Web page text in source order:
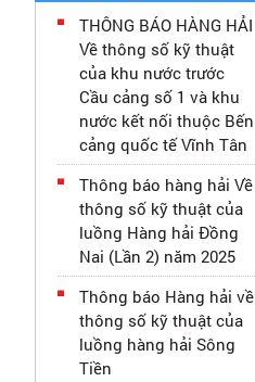
THÔNG BÁO HÀNG HẢI
Về thông số kỹ thuật
của khu nước trước
Cầu cảng số 1 và khu
nước kết nối thuộc Bến
cảng quốc tế Vĩnh Tân
Thông báo hàng hải Về
thông số kỹ thuật của
luồng Hàng hải Đồng
Nai (Lần 2) năm 2025
Thông báo Hàng hải về
thông số kỹ thuật của
luồng hàng hải Sông
Tiền